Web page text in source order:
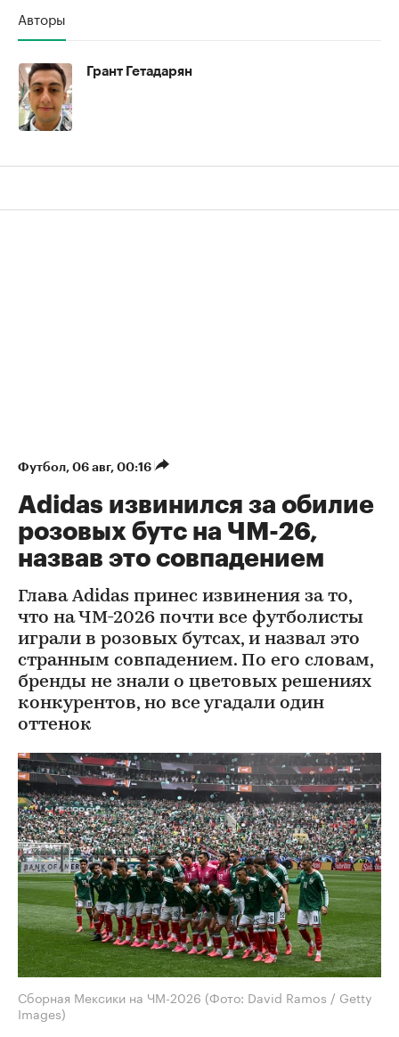
Авторы
Грант Гетадарян
Футбол⁠, 06 авг, 00:16
Adidas извинился за обилие
розовых бутс на ЧМ-26,
назвав это совпадением
Глава Adidas принес извинения за то,
что на ЧМ-2026 почти все футболисты
играли в розовых бутсах, и назвал это
странным совпадением. По его словам,
бренды не знали о цветовых решениях
конкурентов, но все угадали один
оттенок
Сборная Мексики на ЧМ-2026 (Фото: David Ramos / Getty
Images)